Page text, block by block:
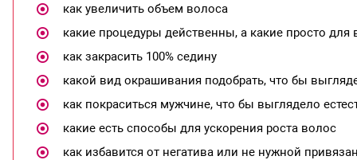
как увеличить объем волоса
какие процедуры действенны, а какие просто для
как закрасить 100% седину
какой вид окрашивания подобрать, что бы
как покраситься мужчине, что бы выглядело
какие есть способы для ускорения роста волос
как избавится от негатива или не нужной